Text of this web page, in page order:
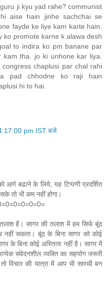
ji kyu yad rahe? communist
aise hain jinhe sachchai se
fayde ke liye kam karte hain.
ko promote karne k alawa desh
to indira ko pm banane par
kam tha. jo ki unhone kar liya.
chaplusi par chal rahi
pad chhodne ko raji hain
hi to hai.
pm IST बजे
आगे बढाने के लिये, यह टिप्पणी प्रदर्शित
तो भी कम नहीं होगा।
है। सागर की तलाश में हम सिर्फ बूंद
नहीं सकता। बूंद के बिना सागर को कोई
के बिना कोई अस्तित्व नहीं है। सागर में
संवेदनशील व्यक्ति का सहयोग जरूरी
तो विचार की यात्रा में आप भी सारथी बन